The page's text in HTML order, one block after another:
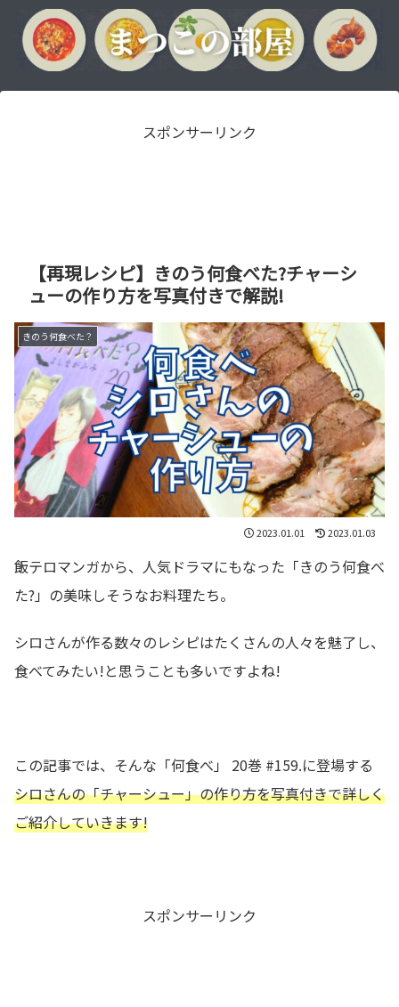
スポンサーリンク
【再現レシピ】きのう何食べた?チャーシ
ューの作り方を写真付きで解説!
きのう何食べた？
2023.01.01 2023.01.03
飯テロマンガから、人気ドラマにもなった「きのう何食べ
た?」の美味しそうなお料理たち。
シロさんが作る数々のレシピはたくさんの人々を魅了し、
食べてみたい!と思うことも多いですよね!
この記事では、そんな「何食べ」 20巻 #159.に登場する
シロさんの「チャーシュー」の作り方を写真付きで詳しく
ご紹介していきます!
スポンサーリンク